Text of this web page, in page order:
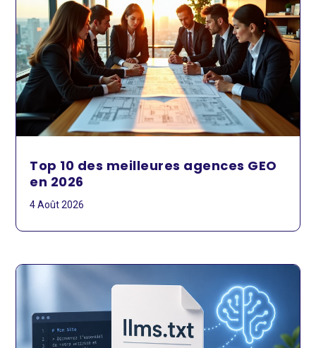
Top 10 des meilleures agences GEO
en 2026
4 Août 2026